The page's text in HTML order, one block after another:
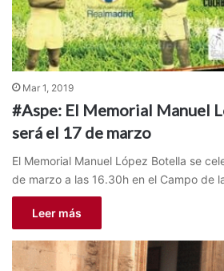
Mar 1, 2019
#Aspe: El Memorial Manuel
será el 17 de marzo
El Memorial Manuel López Botella se
de marzo a las 16.30h en el Campo de
Leer más